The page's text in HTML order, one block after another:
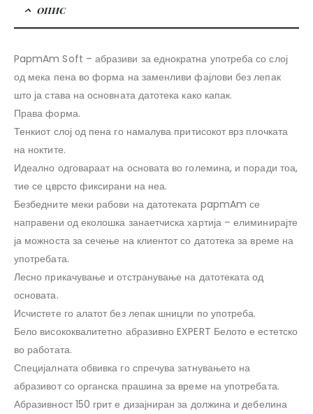
ОПИС
PapmAm Soft – абразиви за еднократна употреба со слој
од мека пена во форма на заменливи фајлови без лепак
што ја става на основната датотека како капак.
Права форма.
Тенкиот слој од пена го намалува притисокот врз плочката
на ноктите.
Идеално одговараат на основата во големина, и поради тоа,
тие се цврсто фиксирани на неа.
Безбедните меки рабови на датотеката papmAm се
направени од еколошка занаетчиска хартија – елиминирајте
ја можноста за сечење на клиентот со датотека за време на
употребата.
Лесно прикачување и отстранување на датотеката од
основата.
Исчистете го алатот без лепак шницли по употреба.
Бело висококвалитетно абразивно EXPERT Белото е естетско
во работата.
Специјалната обвивка го спречува затнувањето на
абразивот со органска прашина за време на употребата.
Абразивност 150 грит е дизајниран за должина и дебелина